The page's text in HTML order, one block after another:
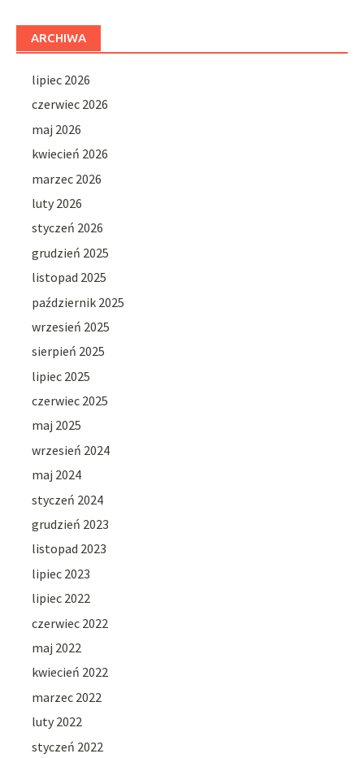
ARCHIWA
lipiec 2026
czerwiec 2026
maj 2026
kwiecień 2026
marzec 2026
luty 2026
styczeń 2026
grudzień 2025
listopad 2025
październik 2025
wrzesień 2025
sierpień 2025
lipiec 2025
czerwiec 2025
maj 2025
wrzesień 2024
maj 2024
styczeń 2024
grudzień 2023
listopad 2023
lipiec 2023
lipiec 2022
czerwiec 2022
maj 2022
kwiecień 2022
marzec 2022
luty 2022
styczeń 2022